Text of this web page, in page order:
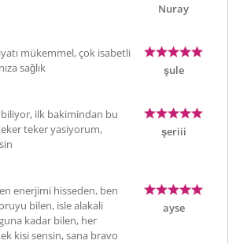
Nuray
mükemmel, çok isabetli
sağlık
şule
ilk bakimindan bu
teker yasiyorum,
şeriii
enerjimi hisseden, ben
bilen, isle alakali
kadar bilen, her
kisi sensin, sana bravo
ayse